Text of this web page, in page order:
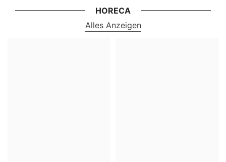
HORECA
Alles Anzeigen